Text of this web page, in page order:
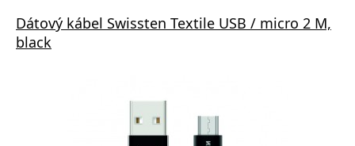
Dátový kábel Swissten Textile USB / micro 2 M,
black